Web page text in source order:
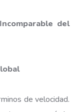
del
de velocidad.